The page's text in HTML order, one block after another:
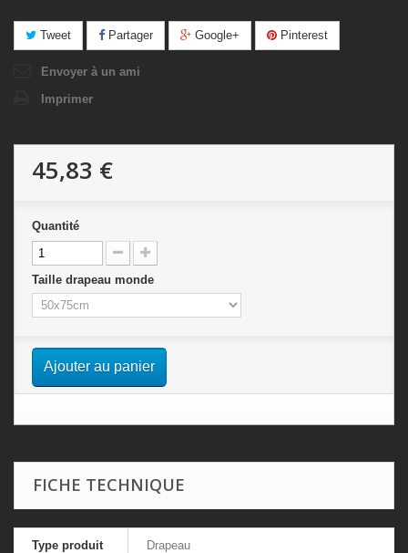
Tweet Partager Google+ Pinterest
Envoyer à un ami
Imprimer
45,83 €
Quantité
Taille drapeau monde
Ajouter au panier
FICHE TECHNIQUE
Type produit Drapeau